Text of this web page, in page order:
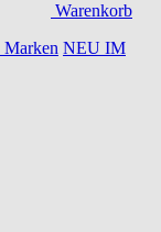
Warenkorb
Marken NEU IM